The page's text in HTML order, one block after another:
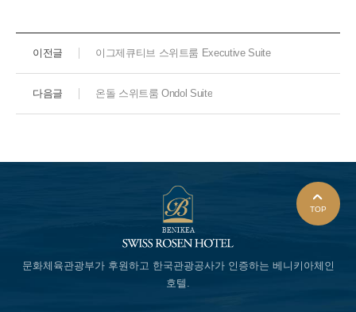
이전글 이그제큐티브 스위트룸 Executive Suite
다음글 온돌 스위트룸 Ondol Suite
TOP
문화체육관광부가 후원하고 한국관광공사가 인증하는 베니키아체인
호텔.